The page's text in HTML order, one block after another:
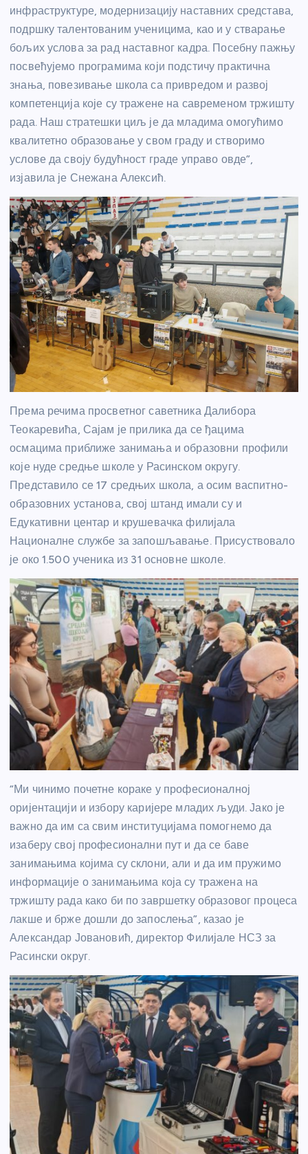
инфраструктуре, модернизацију наставних средстава,
подршку талентованим ученицима, као и у стварање
бољих услова за рад наставног кадра. Посебну пажњу
посвећујемо програмима који подстичу практична
знања, повезивање школа са привредом и развој
компетенција које су тражене на савременом тржишту
рада. Наш стратешки циљ је да младима омогућимо
квалитетно образовање у свом граду и створимо
услове да своју будућност граде управо овде”,
изјавила је Снежана Алексић.
Према речима просветног саветника Далибора
Теокаревића, Сајам је прилика да се ђацима
осмацима приближе занимања и образовни профили
које нуде средње школе у Расинском округу.
Представило се 17 средњих школа, а осим васпитно-
образовних установа, свој штанд имали су и
Едукативни центар и крушевачка филијала
Националне службе за запошљавање. Присуствовало
је око 1.500 ученика из 31 основне школе.
“Ми чинимо почетне кораке у професионалној
оријентацији и избору каријере младих људи. Јако је
важно да им са свим институцијама помогнемо да
изаберу свој професионални пут и да се баве
занимањима којима су склони, али и да им пружимо
информације о занимањима која су тражена на
тржишту рада како би по завршетку образовог процеса
лакше и брже дошли до запослења”, казао је
Александар Јовановић, директор Филијале НСЗ за
Расински округ.